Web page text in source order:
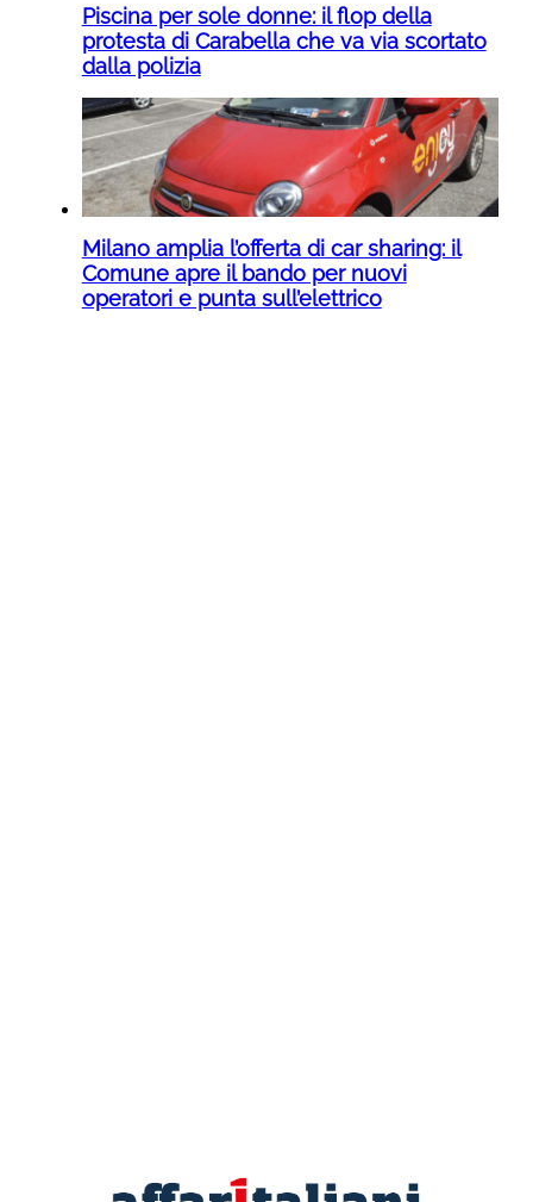
Piscina per sole donne: il flop della
protesta di Carabella che va via scortato
dalla polizia
Milano amplia l’offerta di car sharing: il
Comune apre il bando per nuovi
operatori e punta sull’elettrico